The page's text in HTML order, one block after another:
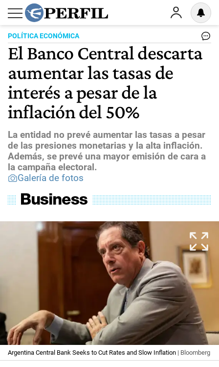
POLÍTICA ECONÓMICA
El Banco Central descarta
aumentar las tasas de
interés a pesar de la
inflación del 50%
La entidad no prevé aumentar las tasas a pesar
de las presiones monetarias y la alta inflación.
Además, se prevé una mayor emisión de cara a
la campaña electoral.
Galería de fotos
Argentina Central Bank Seeks to Cut Rates and Slow Inflation | Bloomberg